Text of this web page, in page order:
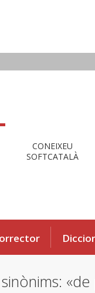
CONEIXEU
SOFTCATALÀ
«de